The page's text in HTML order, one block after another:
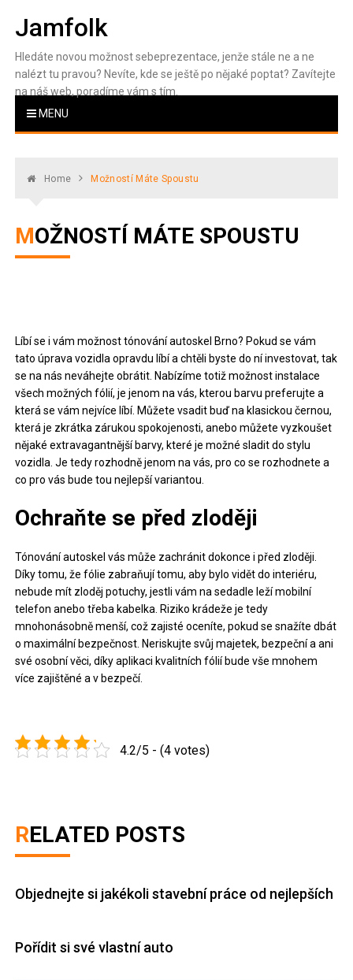
Jamfolk
Hledáte novou možnost sebeprezentace, jenže stále ne a ne
nalézt tu pravou? Nevíte, kde se ještě po nějaké poptat? Zavítejte
na náš web, poradíme vám s tím.
MENU
Home Možností Máte Spoustu
MOŽNOSTÍ MÁTE SPOUSTU
Líbí se i vám možnosttónování autoskel Brno? Pokud se vám
tato úprava vozidla opravdu líbí a chtěli byste do ní investovat, tak
se na nás neváhejte obrátit. Nabízíme totiž možnost instalace
všech možných fólií, je jenom na vás, kterou barvu preferujte a
která se vám nejvíce líbí. Můžete vsadit buď na klasickou černou,
která je zkrátka zárukou spokojenosti, anebo můžete vyzkoušet
nějaké extravagantnější barvy, které je možné sladit do stylu
vozidla. Je tedy rozhodně jenom na vás, pro co se rozhodnete a
co pro vás bude tou nejlepší variantou.
Ochraňte se před zloději
Tónování autoskel vás může zachránit dokonce i před zloději.
Díky tomu, že fólie zabraňují tomu, aby bylo vidět do interiéru,
nebude mít zloděj potuchy, jestli vám na sedadle leží mobilní
telefon anebo třeba kabelka. Riziko krádeže je tedy
mnohonásobně menší, což zajisté oceníte, pokud se snažíte dbát
o maximální bezpečnost. Neriskujte svůj majetek, bezpeční a ani
své osobní věci, díky aplikaci kvalitních fólií bude vše mnohem
více zajištěné a v bezpečí.
4.2/5 - (4 votes)
RELATED POSTS
Objednejte si jakékoli stavební práce od nejlepších
Pořídit si své vlastní auto